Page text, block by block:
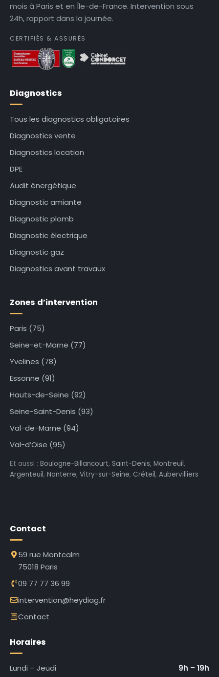
mois à Paris et en Île-de-France. Intervention sous
24h, rapport dans la journée.
CERTIFIÉS & ASSURÉS
Diagnostics
Tous les diagnostics obligatoires
Diagnostics vente
Diagnostics location
DPE
Audit énergétique
Diagnostic amiante
Diagnostic plomb
Diagnostic électrique
Diagnostic gaz
Diagnostics avant travaux
Zones d’intervention
Paris (75)
Seine-et-Marne (77)
Yvelines (78)
Essonne (91)
Hauts-de-Seine (92)
Seine-Saint-Denis (93)
Val-de-Marne (94)
Val-d’Oise (95)
Et aussi : Boulogne-Billancourt, Saint-Denis, Montreuil,
Argenteuil, Nanterre, Vitry-sur-Seine, Créteil, Aubervilliers
Contact
59 rue Montcalm
75018 Paris
09 77 77 36 99
intervention@heydiag.fr
Contact
Horaires
Lundi – Jeudi 9h – 19h